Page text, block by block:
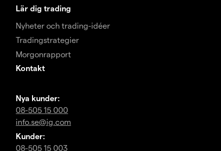
Lär dig trading
Nyheter och trading-idéer
Tradingstrategier
Morgonrapport
Kontakt
Nya kunder:
08-505 15 000
info.se@ig.com
Kunder:
08-505 15 003